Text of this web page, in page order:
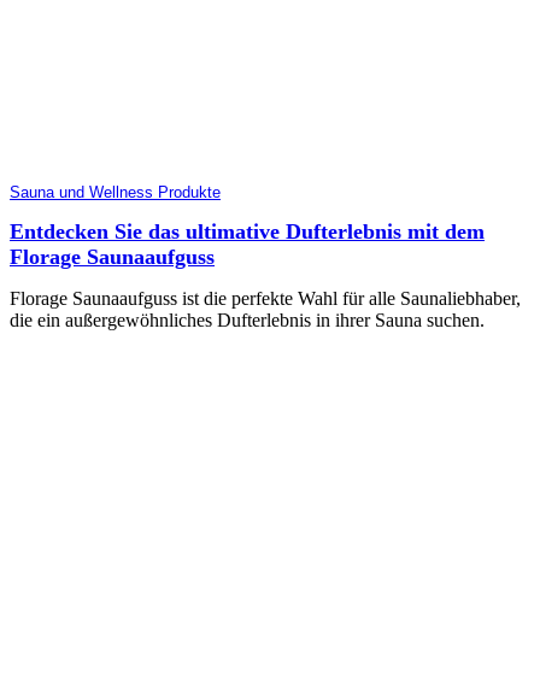
Sauna und Wellness Produkte
Entdecken Sie das ultimative Dufterlebnis mit dem
Florage Saunaaufguss
Florage Saunaaufguss ist die perfekte Wahl für alle Saunaliebhaber,
die ein außergewöhnliches Dufterlebnis in ihrer Sauna suchen.